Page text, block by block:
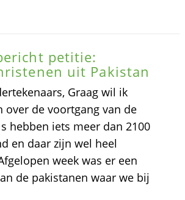
petitie:
uit Pakistan
Graag wil ik
de voortgang van de
hebben iets meer dan 2100
en daar zijn wel heel
week was er een
de pakistanen waar we bij